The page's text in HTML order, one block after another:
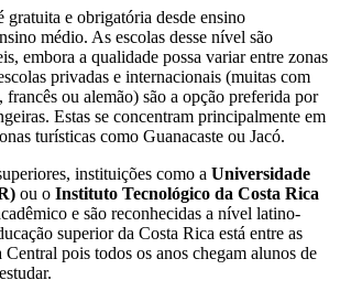
gratuita e obrigatória desde ensino
médio. As escolas desse nível são
embora a qualidade possa variar entre zonas
privadas e internacionais (muitas com
francês ou alemão) são a opção preferida por
Estas se concentram principalmente em
turísticas como Guanacaste ou Jacó.
instituições como a Universidade
ou o Instituto Tecnológico da Costa Rica
e são reconhecidas a nível latino-
superior da Costa Rica está entre as
pois todos os anos chegam alunos de